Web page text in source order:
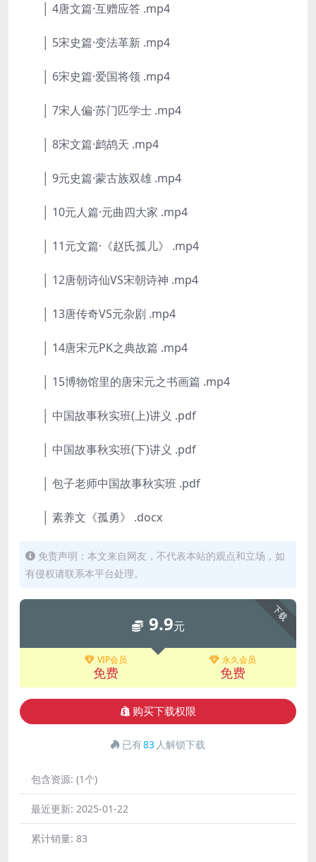
│ 4唐文篇·互赠应答 .mp4
│ 5宋史篇·变法革新 .mp4
│ 6宋史篇·爱国将领 .mp4
│ 7宋人偏·苏门匹学士 .mp4
│ 8宋文篇·鹧鸪天 .mp4
│ 9元史篇·蒙古族双雄 .mp4
│ 10元人篇·元曲四大家 .mp4
│ 11元文篇·《赵氏孤儿》 .mp4
│ 12唐朝诗仙VS宋朝诗神 .mp4
│ 13唐传奇VS元杂剧 .mp4
│ 14唐宋元PK之典故篇 .mp4
│ 15博物馆里的唐宋元之书画篇 .mp4
│ 中国故事秋实班(上)讲义 .pdf
│ 中国故事秋实班(下)讲义 .pdf
│ 包子老师中国故事秋实班 .pdf
│ 素养文《孤勇》 .docx
免责声明：本文来自网友，不代表本站的观点和立场，如
有侵权请联系本平台处理。
下载
9.9元
VIP会员
免费
永久会员
免费
购买下载权限
已有83 人解锁下载
包含资源: (1个)
最近更新: 2025-01-22
累计销量: 83